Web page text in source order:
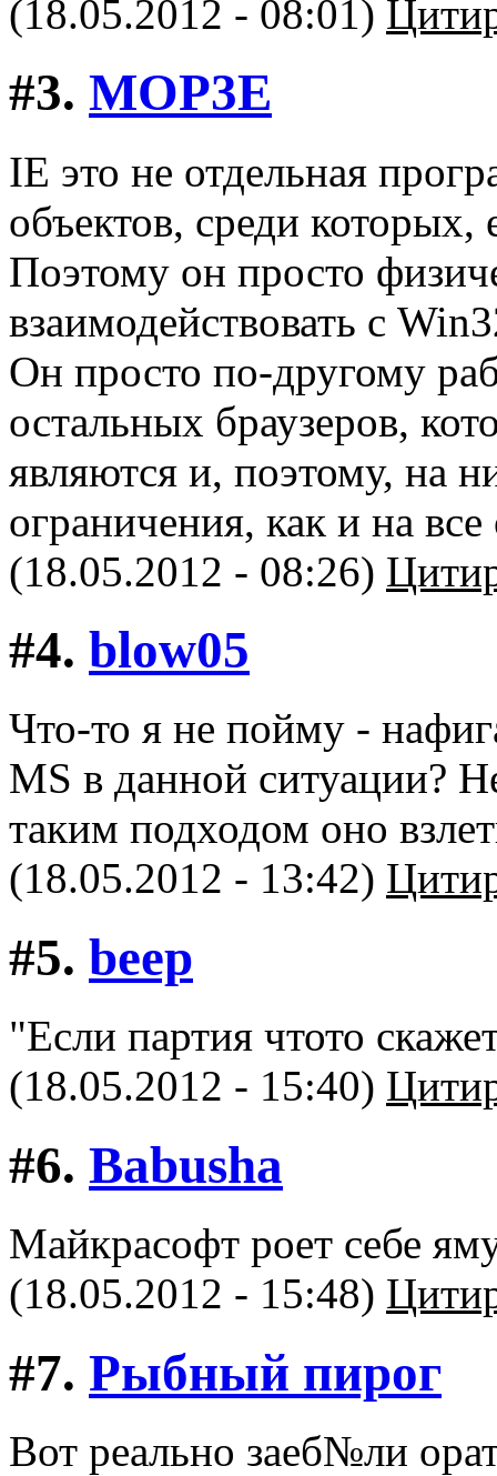
(18.05.2012 - 08:01)
#3. MOP3E
IE это не отдельная
объектов, среди которых,
Поэтому он просто
взаимодействовать с
Он просто по-другому
остальных браузеров,
являются и, поэтому, на
ограничения, как и на
(18.05.2012 - 08:26)
#4. blow05
Что-то я не пойму -
MS в данной ситуации?
таким подходом оно
(18.05.2012 - 13:42)
#5. beep
"Если партия чтото
(18.05.2012 - 15:40)
#6. Babusha
Майкрасофт роет себе
(18.05.2012 - 15:48)
#7. Рыбный пирог
Вот реально заеб№ли